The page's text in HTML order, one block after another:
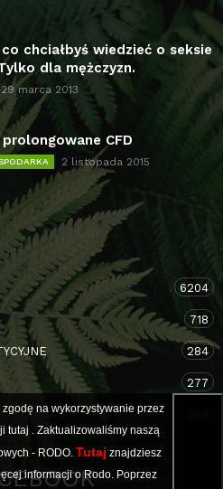
chciałbyś wiedzieć o seksie
dla mężczyzn.
29 marca 2013
CFD
2 listopada 2015
6204
718
284
277
na wykorzystywanie przez
tutaj . Zaktualizowaliśmy naszą
- RODO. Tutaj znajdziesz
informacji o Rodo. Poprzez